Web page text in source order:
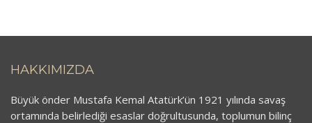
HAKKIMIZDA
Büyük önder Mustafa Kemal Atatürk’ün 1921 yılında savaş
ortamında belirlediği esaslar doğrultusunda, toplumun bilinç